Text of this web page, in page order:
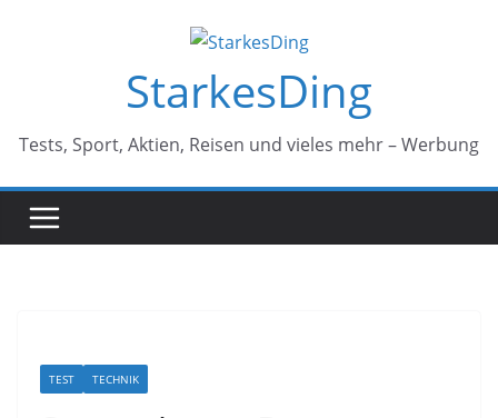
StarkesDing
Tests, Sport, Aktien, Reisen und vieles mehr – Werbung
TEST TECHNIK